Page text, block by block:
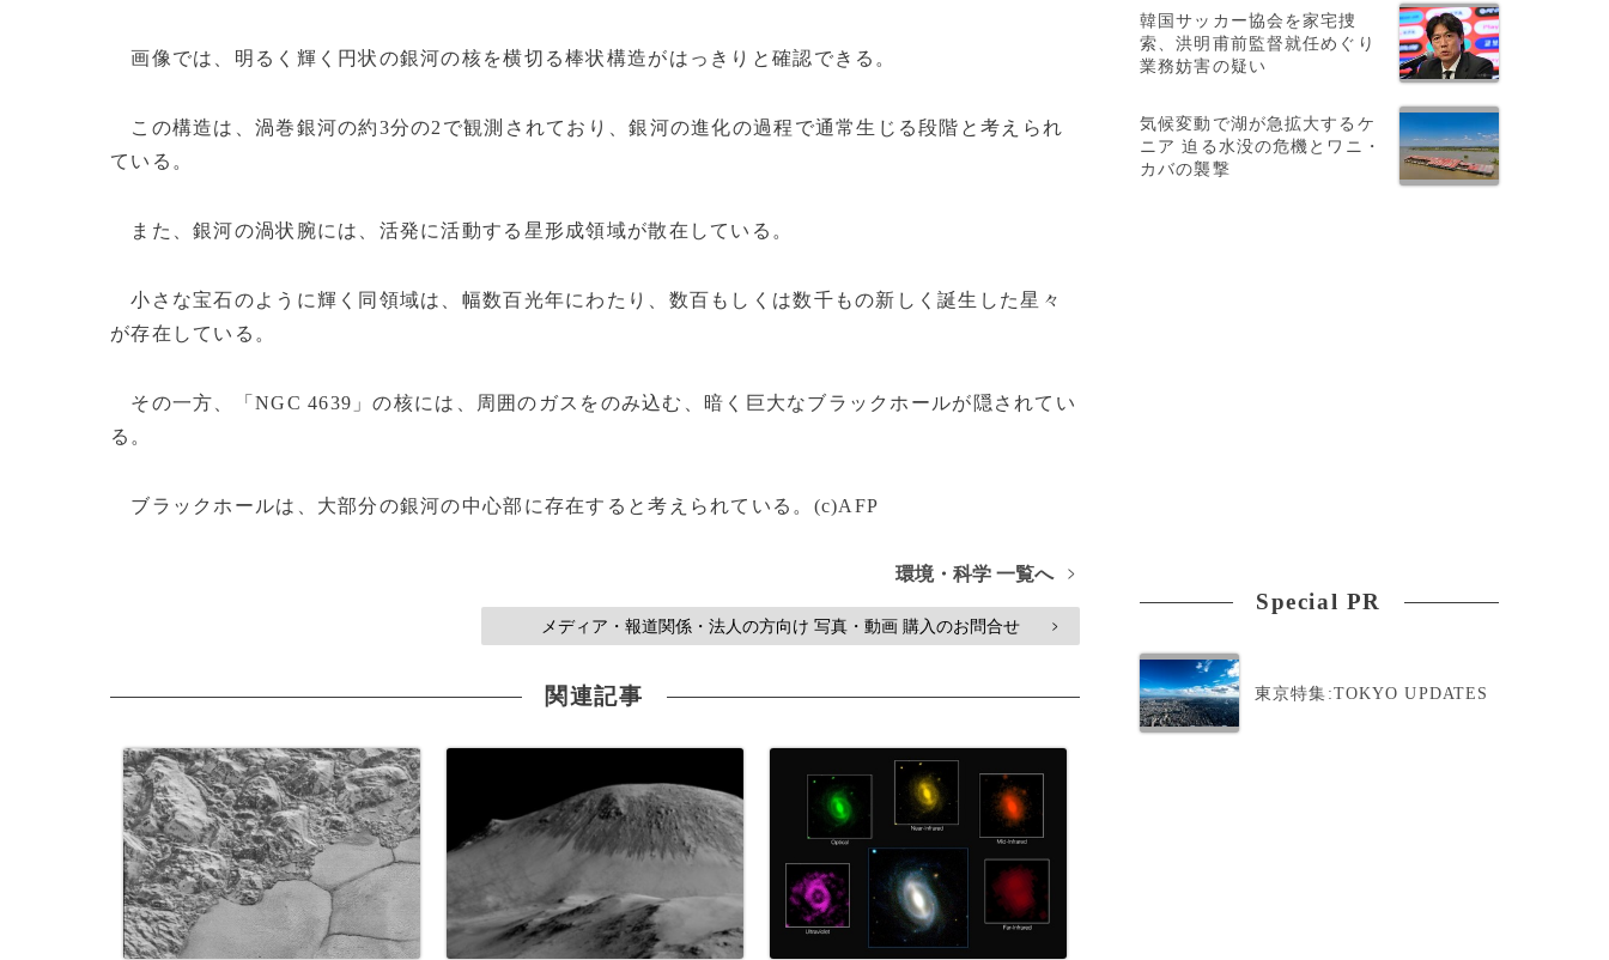
画像では、明るく輝く円状の銀河の核を横切る棒状構造がはっきりと確認できる。
この構造は、渦巻銀河の約3分の2で観測されており、銀河の進化の過程で通常生じる段階と考えられ
ている。
また、銀河の渦状腕には、活発に活動する星形成領域が散在している。
小さな宝石のように輝く同領域は、幅数百光年にわたり、数百もしくは数千もの新しく誕生した星々
が存在している。
その一方、「NGC 4639」の核には、周囲のガスをのみ込む、暗く巨大なブラックホールが隠されてい
る。
ブラックホールは、大部分の銀河の中心部に存在すると考えられている。(c)AFP
環境・科学 一覧へ >
メディア・報道関係・法人の方向け 写真・動画 購入のお問合せ >
関連記事
韓国サッカー協会を家宅捜
索、洪明甫前監督就任めぐり
業務妨害の疑い
気候変動で湖が急拡大するケ
ニア 迫る水没の危機とワニ・
カバの襲撃
Special PR
東京特集:TOKYO UPDATES